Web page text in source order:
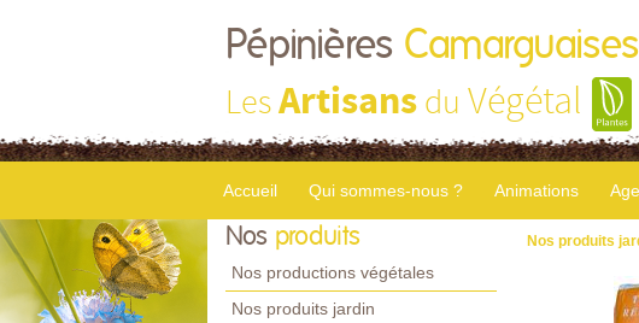
Pépinières Camarguaises
LesArtisans du Végétal
Accueil Qui sommes-nous ? Animations
Nos produits
Nos productions végétales
Nos produits jardin
Nos produits